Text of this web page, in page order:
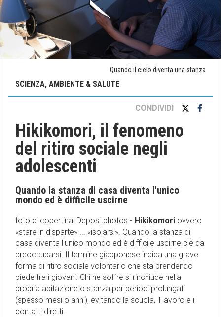
Quando il cielo diventa una stanza
SCIENZA, AMBIENTE & SALUTE
CONDIVIDI
Hikikomori, il fenomeno
del ritiro sociale negli
adolescenti
Quando la stanza di casa diventa l'unico
mondo ed è difficile uscirne
foto di copertina: Depositphotos - Hikikomori ovvero
«stare in disparte» ... «isolarsi». Quando la stanza di
casa diventa l'unico mondo ed è difficile uscirne c'è da
preoccuparsi. Il termine giapponese indica una grave
forma di ritiro sociale volontario che sta prendendo
piede fra i giovani. Chi ne soffre si rinchiude nella
propria abitazione o stanza per periodi prolungati
(spesso mesi o anni), evitando la scuola, il lavoro e i
contatti diretti.